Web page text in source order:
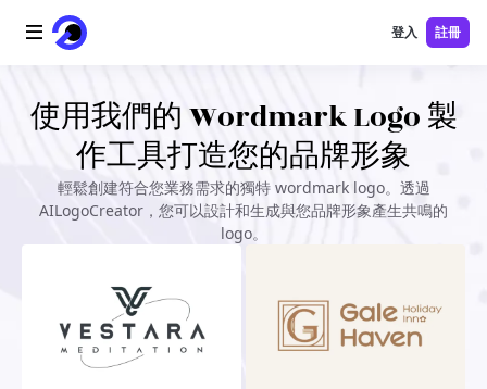
首頁
AI 標誌
AI 圖片
AI 工具
登入 註冊
使用我們的 Wordmark Logo 製
作工具打造您的品牌形象
輕鬆創建符合您業務需求的獨特 wordmark logo。透過
AILogoCreator，您可以設計和生成與您品牌形象產生共鳴的
logo。